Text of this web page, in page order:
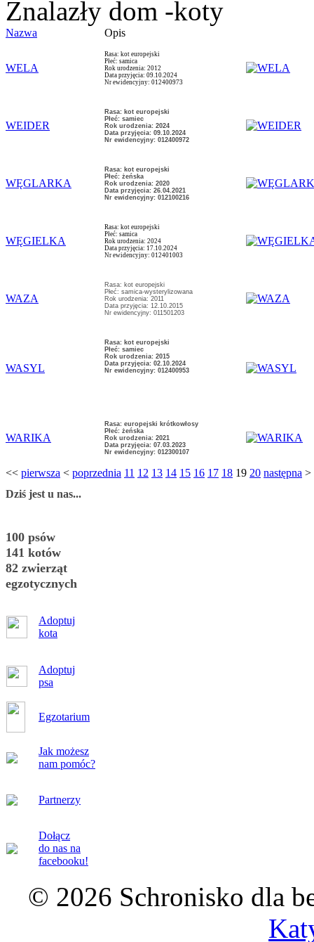
Znalazły dom -koty
Nazwa Opis
WELA
Rasa: kot europejski
Płeć: samica
Rok urodzenia: 2012
Data przyjęcia: 09.10.2024
Nr ewidencyjny: 012400973
WEIDER
Rasa: kot europejski
Płeć: samiec
Rok urodzenia: 2024
Data przyjęcia: 09.10.2024
Nr ewidencyjny: 012400972
WĘGLARKA
Rasa: kot europejski
Płeć: żeńska
Rok urodzenia: 2020
Data przyjęcia: 26.04.2021
Nr ewidencyjny: 012100216
WĘGIELKA
Rasa: kot europejski
Płeć: samica
Rok urodzenia: 2024
Data przyjęcia: 17.10.2024
Nr ewidencyjny: 012401003
WAZA
Rasa: kot europejski
Płeć: samica-wysterylizowana
Rok urodzenia: 2011
Data przyjęcia: 12.10.2015
Nr ewidencyjny: 011501203
WASYL
Rasa: kot europejski
Płeć: samiec
Rok urodzenia: 2015
Data przyjęcia: 02.10.2024
Nr ewidencyjny: 012400953
WARIKA
Rasa: europejski krótkowłosy
Płeć: żeńska
Rok urodzenia: 2021
Data przyjęcia: 07.03.2023
Nr ewidencyjny: 012300107
<< pierwsza < poprzednia 11 12 13 14 15 16 17 18 19 20 następna >
Dziś jest u nas...
100 psów
141 kotów
82 zwierząt
egzotycznych
Adoptuj
kota
Adoptuj
psa
Egzotarium
Jak możesz
nam pomóc?
Partnerzy
Dołącz
do nas na
facebooku!
© 2026 Schronisko dla